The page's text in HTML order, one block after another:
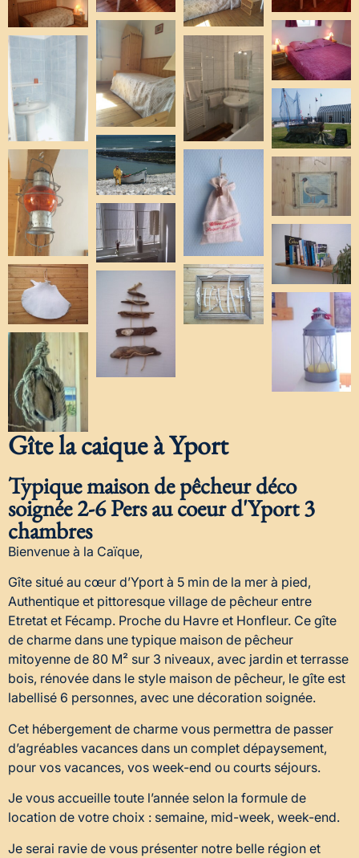
Gîte la caique à Yport
Typique maison de pêcheur déco
soignée 2-6 Pers au coeur d'Yport 3
chambres
Bienvenue à la Caïque,
Gîte situé au cœur d’Yport à 5 min de la mer à pied,
Authentique et pittoresque village de pêcheur entre
Etretat et Fécamp. Proche du Havre et Honfleur. Ce gîte
de charme dans une typique maison de pêcheur
mitoyenne de 80 M² sur 3 niveaux, avec jardin et terrasse
bois, rénovée dans le style maison de pêcheur, le gîte est
labellisé 6 personnes, avec une décoration soignée.
Cet hébergement de charme vous permettra de passer
d’agréables vacances dans un complet dépaysement,
pour vos vacances, vos week-end ou courts séjours.
Je vous accueille toute l’année selon la formule de
location de votre choix : semaine, mid-week, week-end.
Je serai ravie de vous présenter notre belle région et